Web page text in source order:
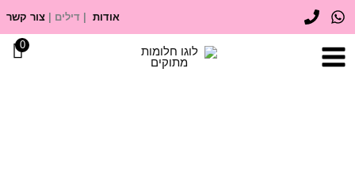
דילוג
לתוכן
אודות | דילים | צור קשר
0